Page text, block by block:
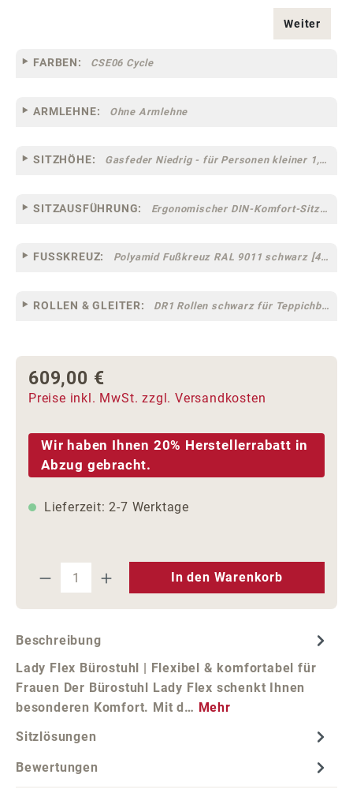
Weiter
FARBEN: CSE06 Cycle
ARMLEHNE: Ohne Armlehne
SITZHÖHE: Gasfeder Niedrig - für Personen kleiner 1,60 m
SITZAUSFÜHRUNG: Ergonomischer DIN-Komfort-Sitz [75]
FUSSKREUZ: Polyamid Fußkreuz RAL 9011 schwarz [44]
ROLLEN & GLEITER: DR1 Rollen schwarz für Teppichböden [10]
Regulärer Preis:
609,00 €
Preise inkl. MwSt. zzgl. Versandkosten
Wir haben Ihnen 20% Herstellerrabatt in
Abzug gebracht.
Lieferzeit: 2-7 Werktage
Produkt Anzahl: Gib den
In den Warenkorb
Beschreibung
Lady Flex Bürostuhl | Flexibel & komfortabel für
Frauen Der Bürostuhl Lady Flex schenkt Ihnen
besonderen Komfort. Mit d… Mehr
Sitzlösungen
Bewertungen